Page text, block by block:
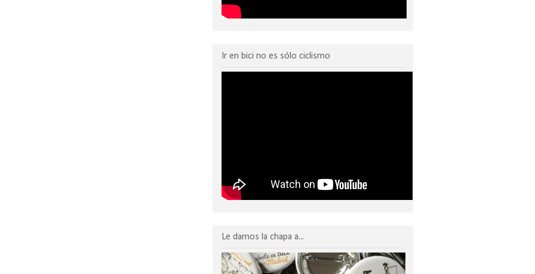
Ir en bici no es sólo ciclismo
Le damos la chapa a...